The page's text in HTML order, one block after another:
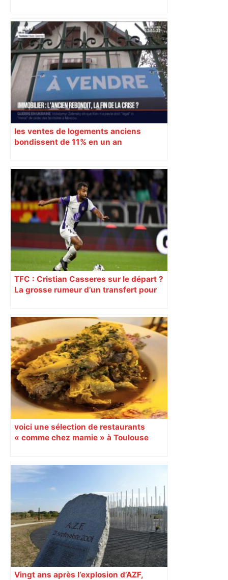
les ventes de logements anciens
bondissent de 11% en un an
TFC : Cristian Casseres sur le départ ?
La grosse rumeur d’un transfert pour
voici une sélection de restaurants
« comme chez mamie » à Toulouse
Vingt ans après l’explosion d’AZF,